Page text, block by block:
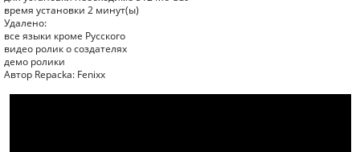
время установки 2 минут(ы)
Удалено:
все языки кроме Русского
видео ролик о создателях
демо ролики
Автор Repacka: Fenixx